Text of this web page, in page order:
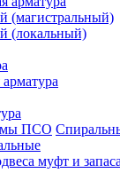
(магистральный)
(локальный)
ПСО
муфт и